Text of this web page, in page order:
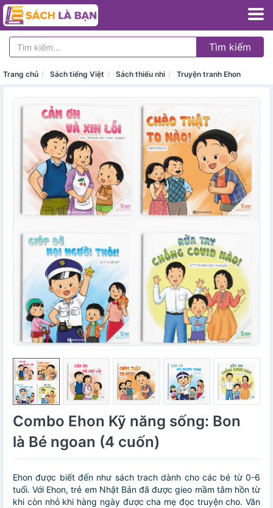
Tìm kiếm
Trang chủ Sách tiếng Việt Sách thiếu nhi Truyện tranh Ehon
Combo Ehon Kỹ năng sống: Bon
là Bé ngoan (4 cuốn)
Ehon được biết đến như sách trach dành cho các bé từ 0-6
tuổi. Với Ehon, trẻ em Nhật Bản đã được gieo mầm tâm hồn từ
khi còn nhỏ khi hàng ngày được cha mẹ đọc truyện cho. Văn